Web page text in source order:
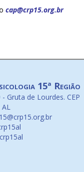
cap@crp15.org.br
15ª Região
Gruta de Lourdes. CEP
AL